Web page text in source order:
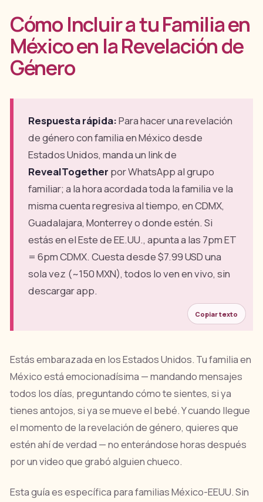
Cómo Incluir a tu Familia en
México en la Revelación de
Género
Respuesta rápida:Para hacer una revelación
de género con familia en México desde
Estados Unidos, manda un link de
RevealTogether por WhatsApp al grupo
familiar; a la hora acordada toda la familia ve la
misma cuenta regresiva al tiempo, en CDMX,
Guadalajara, Monterrey o donde estén. Si
estás en el Este de EE.UU., apunta a las 7pm ET
= 6pm CDMX. Cuesta desde $7.99 USD una
sola vez (~150 MXN), todos lo ven en vivo, sin
descargar app.
Copiar texto
Estás embarazada en los Estados Unidos. Tu familia en
México está emocionadísima — mandando mensajes
todos los días, preguntando cómo te sientes, si ya
tienes antojos, si ya se mueve el bebé. Y cuando llegue
el momento de la revelación de género, quieres que
estén ahí de verdad — no enterándose horas después
por un video que grabó alguien chueco.
Esta guía es específica para familias México-EEUU. Sin